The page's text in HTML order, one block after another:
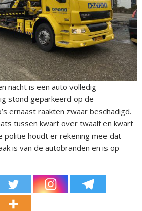
nacht is een auto volledig
stond geparkeerd op de
ernaast raakten zwaar beschadigd.
tussen kwart over twaalf en kwart
politie houdt er rekening mee dat
is van de autobranden en is op